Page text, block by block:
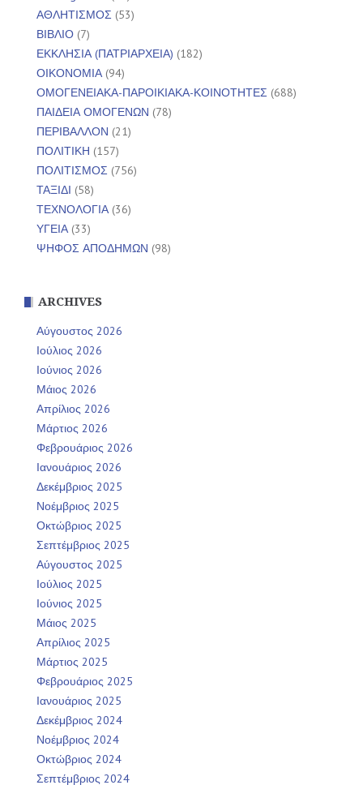
ΑΘΛΗΤΙΣΜΟΣ (53)
ΒΙΒΛΙΟ (7)
ΕΚΚΛΗΣΙΑ (ΠΑΤΡΙΑΡΧΕΙΑ) (182)
ΟΙΚΟΝΟΜΙΑ(94)
ΟΜΟΓΕΝΕΙΑΚΑ-ΠΑΡΟΙΚΙΑΚΑ-ΚΟΙΝΟΤΗΤΕΣ (688)
ΠΑΙΔΕΙΑ ΟΜΟΓΕΝΩΝ (78)
ΠΕΡΙΒΑΛΛΟΝ (21)
ΠΟΛΙΤΙΚΗ (157)
ΠΟΛΙΤΙΣΜΟΣ (756)
ΤΑΞΙΔΙ (58)
ΤΕΧΝΟΛΟΓΙΑ(36)
ΥΓΕΙΑ(33)
ΨΗΦΟΣ ΑΠΟΔΗΜΩΝ (98)
ARCHIVES
Αύγουστος 2026
Ιούλιος 2026
Ιούνιος 2026
Μάιος 2026
Απρίλιος 2026
Μάρτιος 2026
Φεβρουάριος 2026
Ιανουάριος 2026
Δεκέμβριος 2025
Νοέμβριος 2025
Οκτώβριος 2025
Σεπτέμβριος 2025
Αύγουστος 2025
Ιούλιος 2025
Ιούνιος 2025
Μάιος 2025
Απρίλιος 2025
Μάρτιος 2025
Φεβρουάριος 2025
Ιανουάριος 2025
Δεκέμβριος 2024
Νοέμβριος 2024
Οκτώβριος 2024
Σεπτέμβριος 2024